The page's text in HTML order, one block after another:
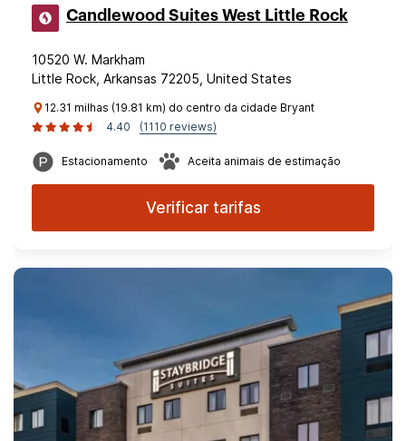
Candlewood Suites West Little Rock
10520 W. Markham
Little Rock, Arkansas 72205, United States
12.31 milhas (19.81 km) do centro da cidade Bryant
4.40
(1110 reviews)
Estacionamento Aceita animais de estimação
Verificar tarifas